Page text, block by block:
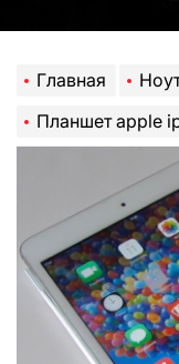
Главная
Планшет apple ipad mini 1: